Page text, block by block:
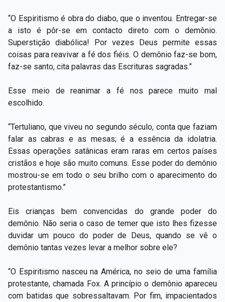
“O Espiritismo é obra do diabo, que o inventou. Entregar-se
a isto é pôr-se em contacto direto com o demônio.
Superstição diabólica! Por vezes Deus permite essas
coisas para reavivar a fé dos fiéis. O demônio faz-se bom,
faz-se santo, cita palavras das Escrituras sagradas.”
Esse meio de reanimar a fé nos parece muito mal
escolhido.
“Tertuliano, que viveu no segundo século, conta que faziam
falar as cabras e as mesas; é a essência da idolatria.
Essas operações satânicas eram raras em certos países
cristãos e hoje são muito comuns. Esse poder do demônio
mostrou-se em todo o seu brilho com o aparecimento do
protestantismo.”
Eis crianças bem convencidas do grande poder do
demônio. Não seria o caso de temer que isto lhes fizesse
duvidar um pouco do poder de Deus, quando se vê o
demônio tantas vezes levar a melhor sobre ele?
“O Espiritismo nasceu na América, no seio de uma família
protestante, chamada Fox. A princípio o demônio apareceu
com batidas que sobressaltavam. Por fim, impacientados